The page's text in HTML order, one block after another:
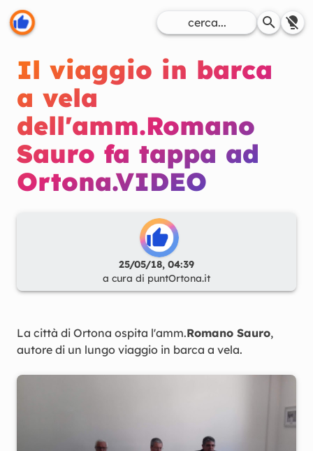
Il viaggio in barca
a vela
dell'amm.Romano
Sauro fa tappa ad
Ortona.VIDEO
25/05/18, 04:39
a cura di puntOrtona.it
La città di Ortona ospita l'amm.Romano Sauro,
autore di un lungo viaggio in barca a vela.